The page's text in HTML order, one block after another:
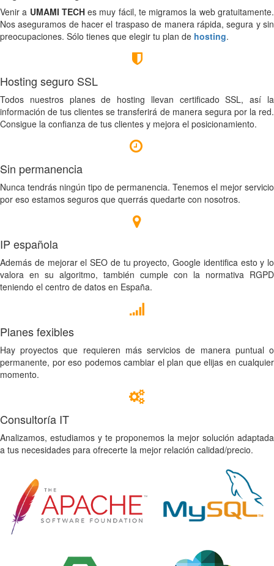
Venir a UMAMI TECHes muy fácil, te migramos la web gratuitamente.
Nos aseguramos de hacer el traspaso de manera rápida, segura y sin
preocupaciones. Sólo tienes que elegir tu plan de hosting.
Hosting seguro SSL
Todos nuestros planes de hosting llevan certificado SSL, así la
información de tus clientes se transferirá de manera segura por la red.
Consigue la confianza de tus clientes y mejora el posicionamiento.
Sin permanencia
Nunca tendrás ningún tipo de permanencia. Tenemos el mejor servicio
por eso estamos seguros que querrás quedarte con nosotros.
IP española
Además de mejorar el SEO de tu proyecto, Google identifica esto y lo
valora en su algoritmo, también cumple con la normativa RGPD
teniendo el centro de datos en España.
Planes fexibles
Hay proyectos que requieren más servicios de manera puntual o
permanente, por eso podemos cambiar el plan que elijas en cualquier
momento.
Consultoría IT
Analizamos, estudiamos y te proponemos la mejor solución adaptada
a tus necesidades para ofrecerte la mejor relación calidad/precio.